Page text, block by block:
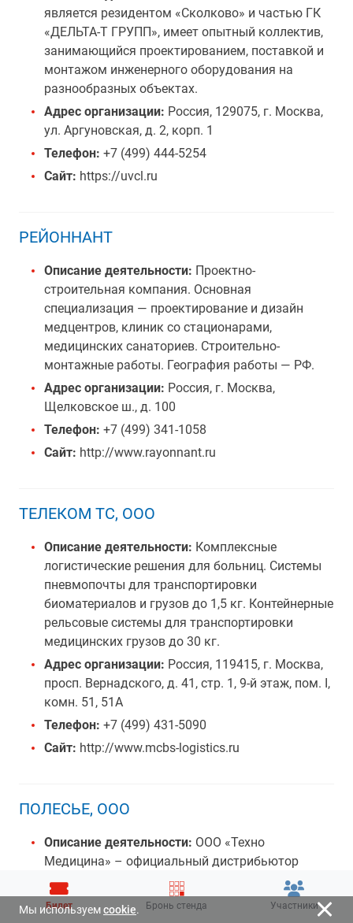
является резидентом «Сколково» и частью ГК
«ДЕЛЬТА-Т ГРУПП», имеет опытный коллектив,
занимающийся проектированием, поставкой и
монтажом инженерного оборудования на
разнообразных объектах.
Адрес организации: Россия, 129075, г. Москва,
ул. Аргуновская, д. 2, корп. 1
Телефон: +7 (499) 444-5254
Сайт: https://uvcl.ru
РЕЙОННАНТ
Описание деятельности: Проектно-
строительная компания. Основная
специализация — проектирование и дизайн
медцентров, клиник со стационарами,
медицинских санаториев. Строительно-
монтажные работы. География работы — РФ.
Адрес организации: Россия, г. Москва,
Щелковское ш., д. 100
Телефон: +7 (499) 341-1058
Сайт: http://www.rayonnant.ru
ТЕЛЕКОМ ТС, ООО
Описание деятельности: Комплексные
логистические решения для больниц. Системы
пневмопочты для транспортировки
биоматериалов и грузов до 1,5 кг. Контейнерные
рельсовые системы для транспортировки
медицинских грузов до 30 кг.
Адрес организации: Россия, 119415, г. Москва,
просп. Вернадского, д. 41, стр. 1, 9-й этаж, пом. I,
комн. 51, 51А
Телефон: +7 (499) 431-5090
Сайт: http://www.mcbs-logistics.ru
ПОЛЕСЬЕ, ООО
Описание деятельности: ООО «Техно
Медицина» – официальный дистрибьютор
профессионального медицинского
оборудования. Наличие собственного
лицензированного сервисного центра является
Билет Бронь стенда Участники
Мы используемcookie.